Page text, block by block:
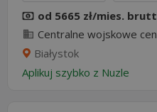
od 5665 zł/mies.
Centralne wojskowe
Białystok
Aplikuj szybko z Nuzle